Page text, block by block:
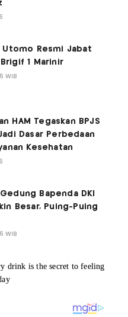
Utomo Resmi Jabat
1 Marinir
WIB
HAM Tegaskan BPJS
Dasar Perbedaan
Kesehatan
Bapenda DKI
Besar, Puing-Puing
WIB